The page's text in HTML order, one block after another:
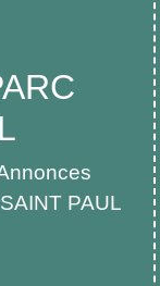
PAUL